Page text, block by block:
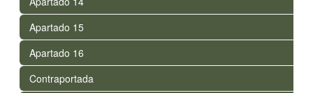
Apartado 15
Apartado 16
Contraportada